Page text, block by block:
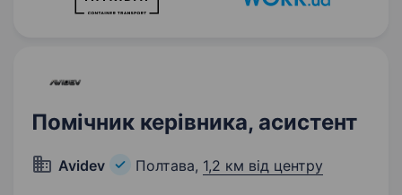
Помічник керівника, асистент
Avidev Полтава, 1,2 км від центру